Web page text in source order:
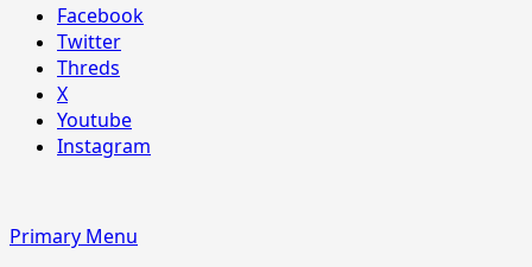
Facebook
Twitter
Threds
X
Youtube
Instagram
Primary Menu